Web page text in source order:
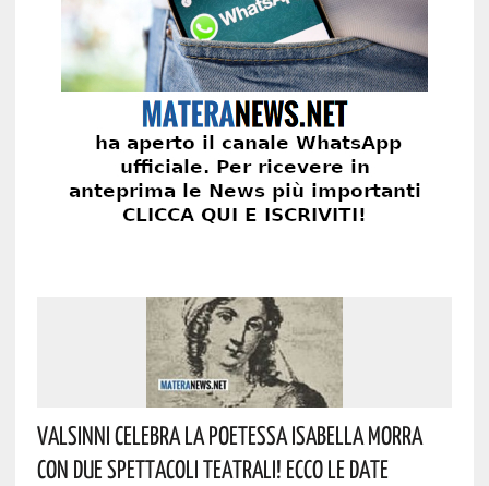
Valsinni Celebra La Poetessa Isabella Morra
Con Due Spettacoli Teatrali! Ecco Le Date